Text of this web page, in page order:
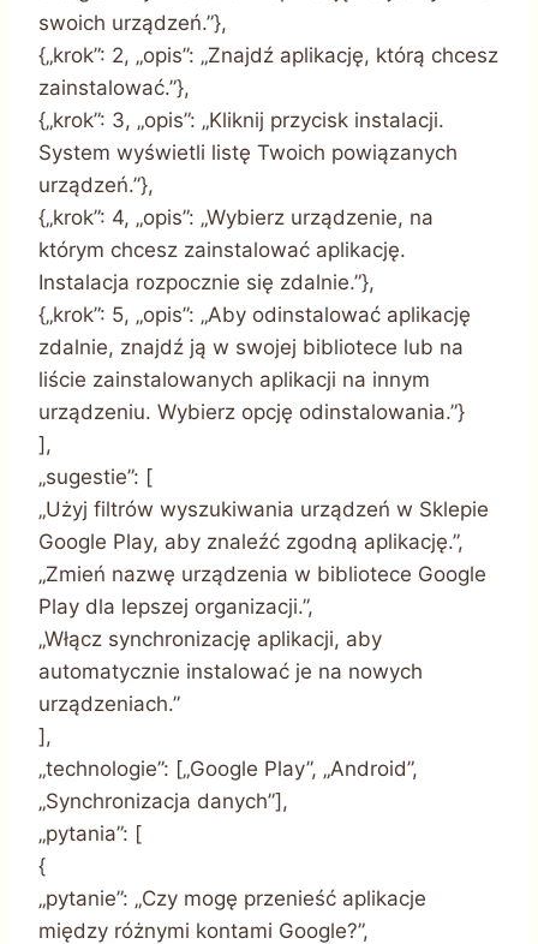
swoich urządzeń.”},
{„krok”: 2, „opis”: „Znajdź aplikację, którą chcesz
zainstalować.”},
{„krok”: 3, „opis”: „Kliknij przycisk instalacji.
System wyświetli listę Twoich powiązanych
urządzeń.”},
{„krok”: 4, „opis”: „Wybierz urządzenie, na
którym chcesz zainstalować aplikację.
Instalacja rozpocznie się zdalnie.”},
{„krok”: 5, „opis”: „Aby odinstalować aplikację
zdalnie, znajdź ją w swojej bibliotece lub na
liście zainstalowanych aplikacji na innym
urządzeniu. Wybierz opcję odinstalowania.”}
],
„sugestie”: [
„Użyj filtrów wyszukiwania urządzeń w Sklepie
Google Play, aby znaleźć zgodną aplikację.”,
„Zmień nazwę urządzenia w bibliotece Google
Play dla lepszej organizacji.”,
„Włącz synchronizację aplikacji, aby
automatycznie instalować je na nowych
urządzeniach.”
],
„technologie”: [„Google Play”, „Android”,
„Synchronizacja danych”],
„pytania”: [
{
„pytanie”: „Czy mogę przenieść aplikacje
między różnymi kontami Google?”,